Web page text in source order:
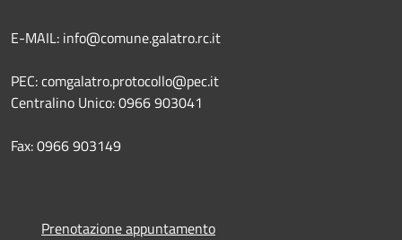
E-MAIL: info@comune.galatro.rc.it
PEC: comgalatro.protocollo@pec.it
Centralino Unico: 0966 903041
Fax: 0966 903149
Prenotazione appuntamento